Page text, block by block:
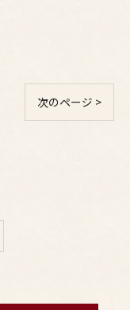
次のページ >